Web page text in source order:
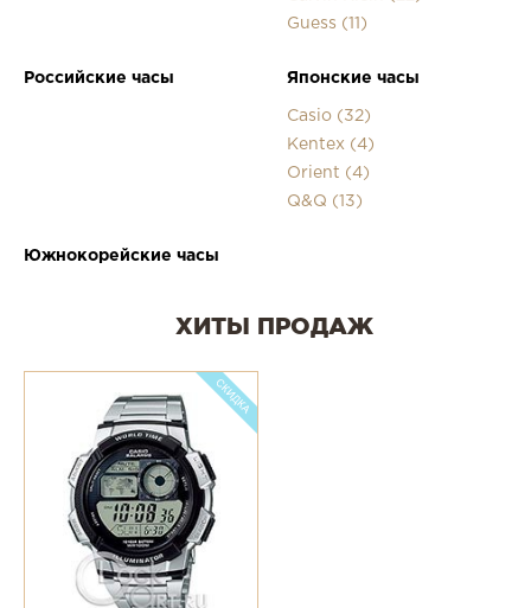
Guess (11)
Российские часы Японские часы
Casio (32)
Kentex (4)
Orient (4)
Q&Q (13)
Южнокорейские часы
ХИТЫ ПРОДАЖ